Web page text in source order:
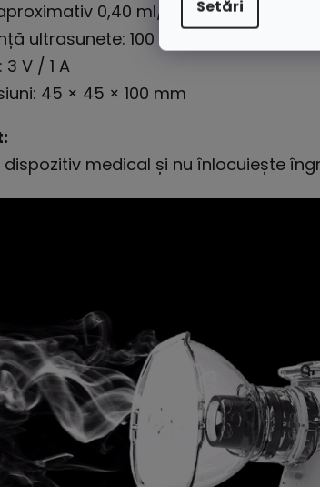
Setări
0,40 ml/min
ultrasunete: 100 kHz ± 10%
V / 1 A
45 × 45 × 100 mm
dispozitiv medical și nu înlocuiește